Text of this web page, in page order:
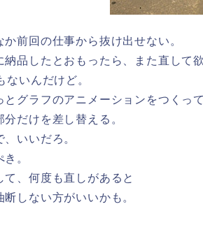
か前回の仕事から抜け出せない。
納品したとおもったら、また直して
ないんだけど。
とグラフのアニメーションをつくっ
分だけを差し替える。
、いいだろ。
。
て、何度も直しがあると
断しない方がいいかも。